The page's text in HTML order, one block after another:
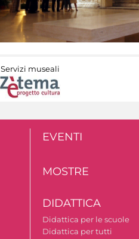
Servizi museali
EVENTI
MOSTRE
DIDATTICA
Didattica per le scuole
Didattica per tutti